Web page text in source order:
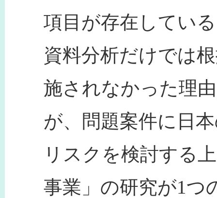
項目が存在してい
資料分析だけでは
施されなかった理
が、問題案件に日
リスクを検討する
事業」の研究が1つ